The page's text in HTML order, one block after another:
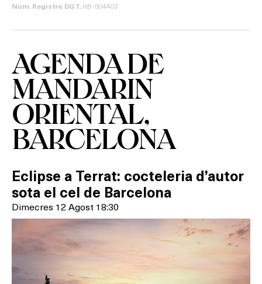
Núm. Registre DGT. HB-004403
AGENDA DE
MANDARIN
ORIENTAL,
BARCELONA
Eclipse a Terrat: cocteleria d’autor
sota el cel de Barcelona
Dimecres 12 Agost 18:30